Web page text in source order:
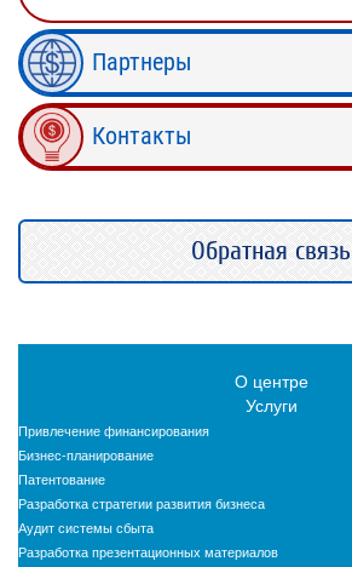
Партнеры
Контакты
Обратная связь
О центре
Услуги
Привлечение финансирования
Бизнес-планирование
Патентование
Разработка стратегии развития бизнеса
Аудит системы сбыта
Разработка презентационных материалов